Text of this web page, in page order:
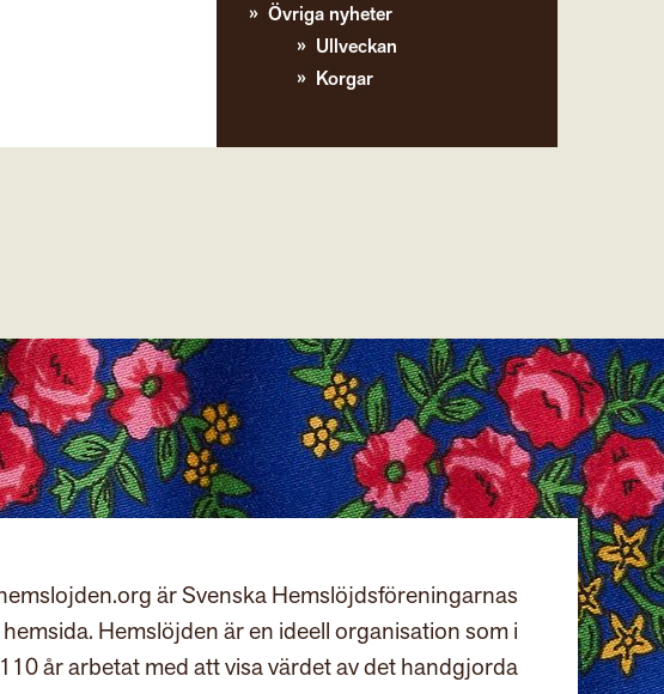
Övriga nyheter
Ullveckan
Korgar
är Svenska Hemslöjdsföreningarnas
Hemslöjden är en ideell organisation som i
år arbetat med att visa värdet av det handgjorda